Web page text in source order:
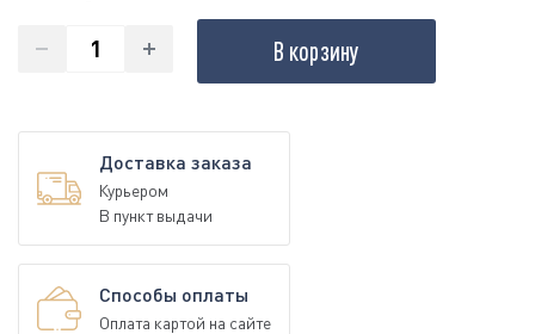
В корзину
Доставка заказа
Курьером
В пункт выдачи
Способы оплаты
Оплата картой на сайте